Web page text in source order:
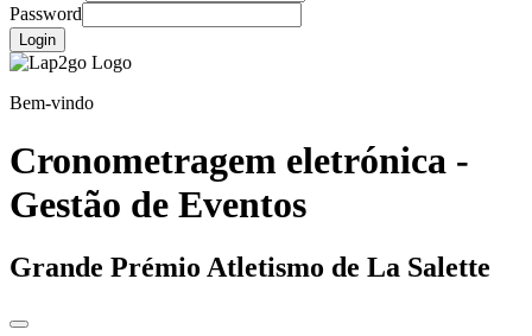
Password
Login
Bem-vindo
Cronometragem eletrónica -
Gestão de Eventos
Grande Prémio Atletismo de La Salette